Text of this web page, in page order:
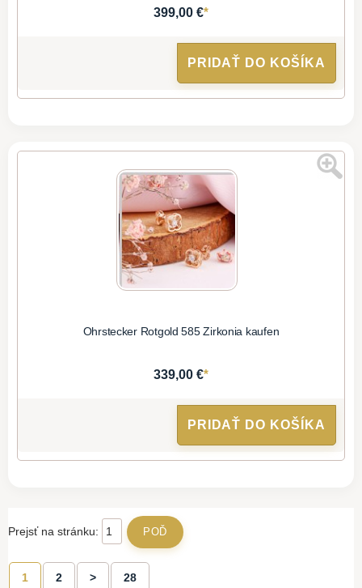
399,00 €*
PRIDAŤ DO KOŠÍKA
Ohrstecker Rotgold 585 Zirkonia kaufen
339,00 €*
PRIDAŤ DO KOŠÍKA
Prejsť na stránku:
1 2 > 28